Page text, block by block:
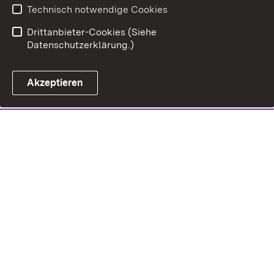
Technisch notwendige Cookies
Drittanbieter-Cookies (Siehe
Datenschutzerklärung.)
Akzeptieren